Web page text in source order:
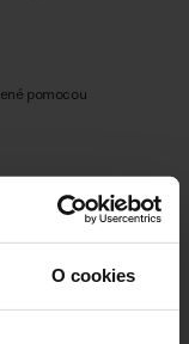
O cookies
pomocou
ŠAŠINKA